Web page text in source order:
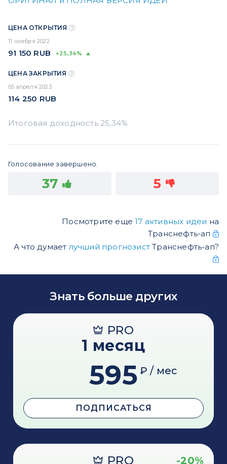
ЦЕНА ОТКРЫТИЯ
11 ноября 2022
91 150 RUB +25,34%
ЦЕНА ЗАКРЫТИЯ
05 апреля 2023
114 250 RUB
Голосование завершено.
37 5
Посмотрите еще17 активных идеи на
Транснефть-ап
А что думает лучший прогнозист Транснефть-ап?
Знать больше других
PRO
1 месяц
595 ₽ / мес
ПОДПИСАТЬСЯ
PRO -20%